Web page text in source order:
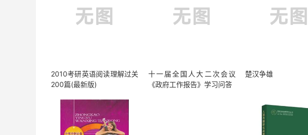
2010考研英语阅读理解过关
200篇(最新版)
十一届全国人大二次会议
《政府工作报告》学习问答
楚汉争雄